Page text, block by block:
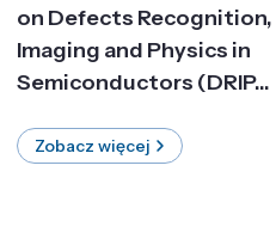
on Defects Recognition,
Imaging and Physics in
Semiconductors (DRIP...
Zobacz więcej